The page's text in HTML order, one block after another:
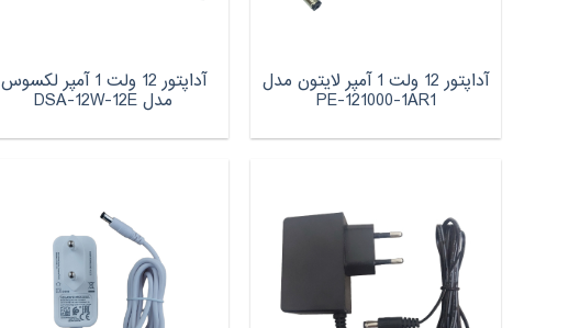
آداپتور 12 ولت 1 آمپر لایتون مدل
PE-121000-1AR1
آداپتور 12 ولت 1 آمپر لکسوس
مدل DSA-12W-12E